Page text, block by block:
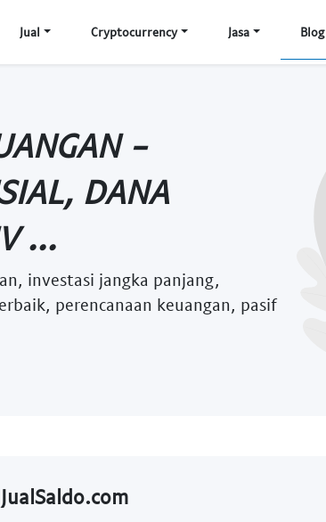
Jual Cryptocurrency Jasa Blog
-
DANA
...
investasi jangka panjang,
perencanaan keuangan, pasif